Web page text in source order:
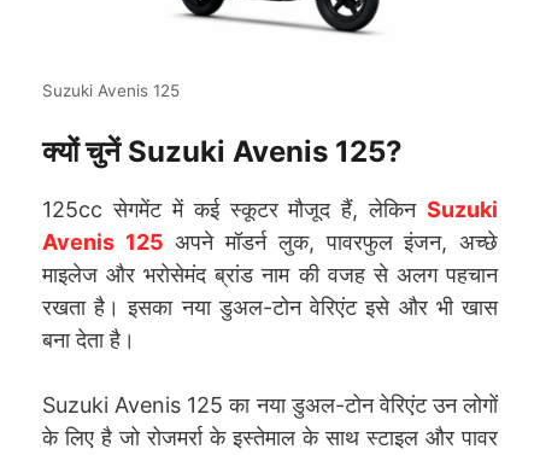
Suzuki Avenis 125
क्यों चुनें Suzuki Avenis 125?
125cc सेगमेंट में कई स्कूटर मौजूद हैं, लेकिन Suzuki
Avenis 125 अपने मॉडर्न लुक, पावरफुल इंजन, अच्छे
माइलेज और भरोसेमंद ब्रांड नाम की वजह से अलग पहचान
रखता है। इसका नया डुअल-टोन वेरिएंट इसे और भी खास
बना देता है।
Suzuki Avenis 125 का नया डुअल-टोन वेरिएंट उन लोगों
के लिए है जो रोजमर्रा के इस्तेमाल के साथ स्टाइल और पावर